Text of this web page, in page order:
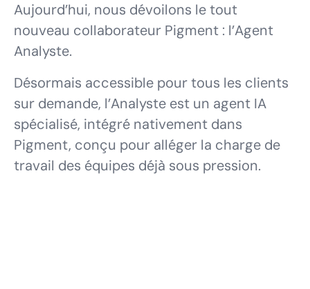
Aujourd’hui, nous dévoilons le tout
nouveau collaborateur Pigment : l’Agent
Analyste.
Désormais accessible pour tous les clients
sur demande, l’Analyste est un agent IA
spécialisé, intégré nativement dans
Pigment, conçu pour alléger la charge de
travail des équipes déjà sous pression.